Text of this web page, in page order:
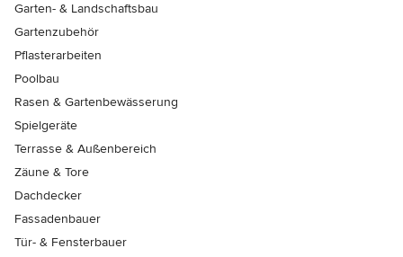
Garten- & Landschaftsbau
Gartenzubehör
Pflasterarbeiten
Poolbau
Rasen & Gartenbewässerung
Spielgeräte
Terrasse & Außenbereich
Zäune & Tore
Dachdecker
Fassadenbauer
Tür- & Fensterbauer